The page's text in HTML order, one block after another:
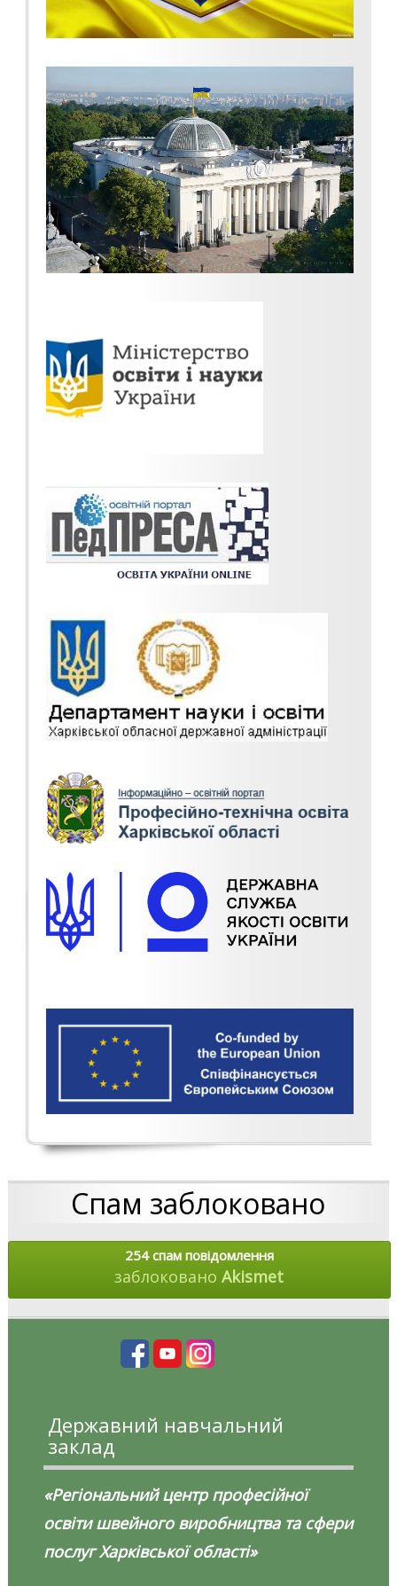
Спам заблоковано
254 спам повідомлення
заблокованоAkismet
Державний навчальний
заклад
«Регіональний центр професійної
освіти швейного виробництва та сфери
послуг Харківської області»